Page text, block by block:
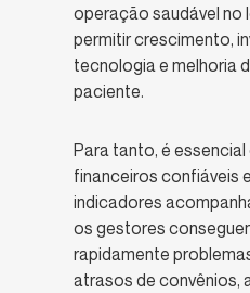
operação saudável no
permitir crescimento,
tecnologia e melhoria
paciente.
Para tanto, é
financeiros confiáveis
indicadores
os gestores
rapidamente
atrasos de convênios,